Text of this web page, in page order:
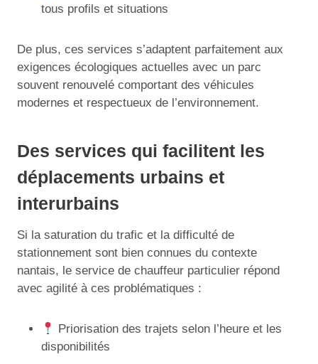
tous profils et situations
De plus, ces services s’adaptent parfaitement aux
exigences écologiques actuelles avec un parc
souvent renouvelé comportant des véhicules
modernes et respectueux de l’environnement.
Des services qui facilitent les
déplacements urbains et
interurbains
Si la saturation du trafic et la difficulté de
stationnement sont bien connues du contexte
nantais, le service de chauffeur particulier répond
avec agilité à ces problématiques :
Priorisation des trajets selon l’heure et les
disponibilités